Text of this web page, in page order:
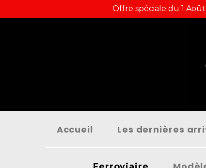
Offre spéciale du 1
Accueil Les dernières